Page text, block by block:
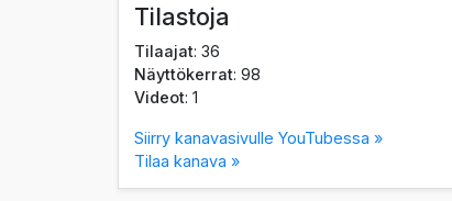
Tilastoja
Tilaajat: 36
Näyttökerrat: 98
Videot: 1
Siirry kanavasivulle YouTubessa »
Tilaa kanava »